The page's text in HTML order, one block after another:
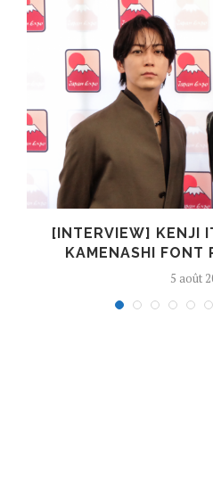
[INTERVIEW] KENJI
KAMENASHI FONT
5 août